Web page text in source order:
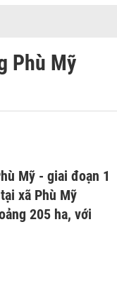
Phù Mỹ
Mỹ - giai đoạn 1
xã Phù Mỹ
205 ha, với